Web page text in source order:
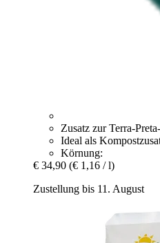
Zusatz zur Terra-
Ideal als
Körnung:
€ 34,90 (€ 1,16 / l)
Zustellung bis 11. August